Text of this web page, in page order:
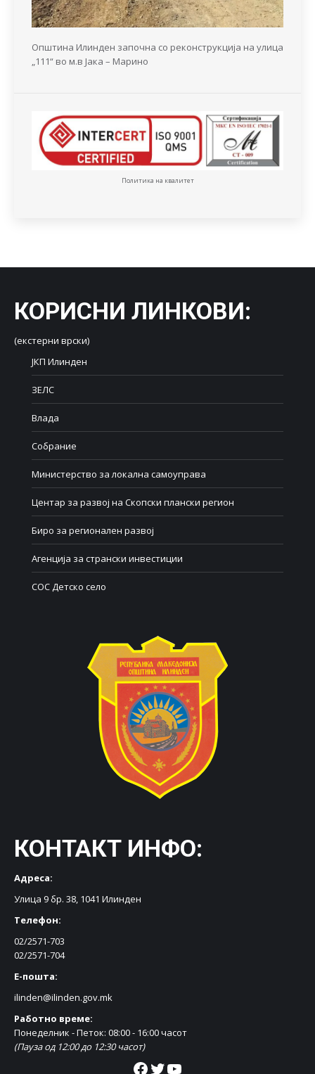
Општина Илинден започна со реконструкција на улица
„111“ во м.в Јака – Марино
Политика на квалитет
КОРИСНИ ЛИНКОВИ:
(екстерни врски)
ЈКП Илинден
ЗЕЛС
Влада
Собрание
Министерство за локална самоуправа
Центар за развој на Скопски плански регион
Биро за регионален развој
Агенција за странски инвестиции
СОС Детско село
КОНТАКТ ИНФО:
Адреса:
Улица 9 бр. 38, 1041 Илинден
Телефон:
02/2571-703
02/2571-704
Е-пошта:
ilinden@ilinden.gov.mk
Работно време:
Понеделник - Петок: 08:00 - 16:00 часот
(Пауза од 12:00 до 12:30 часот)
Facebook Twitter YouTube